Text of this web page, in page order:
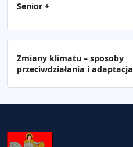
Senior +
Zmiany klimatu – sposoby
przeciwdziałania i adaptacja